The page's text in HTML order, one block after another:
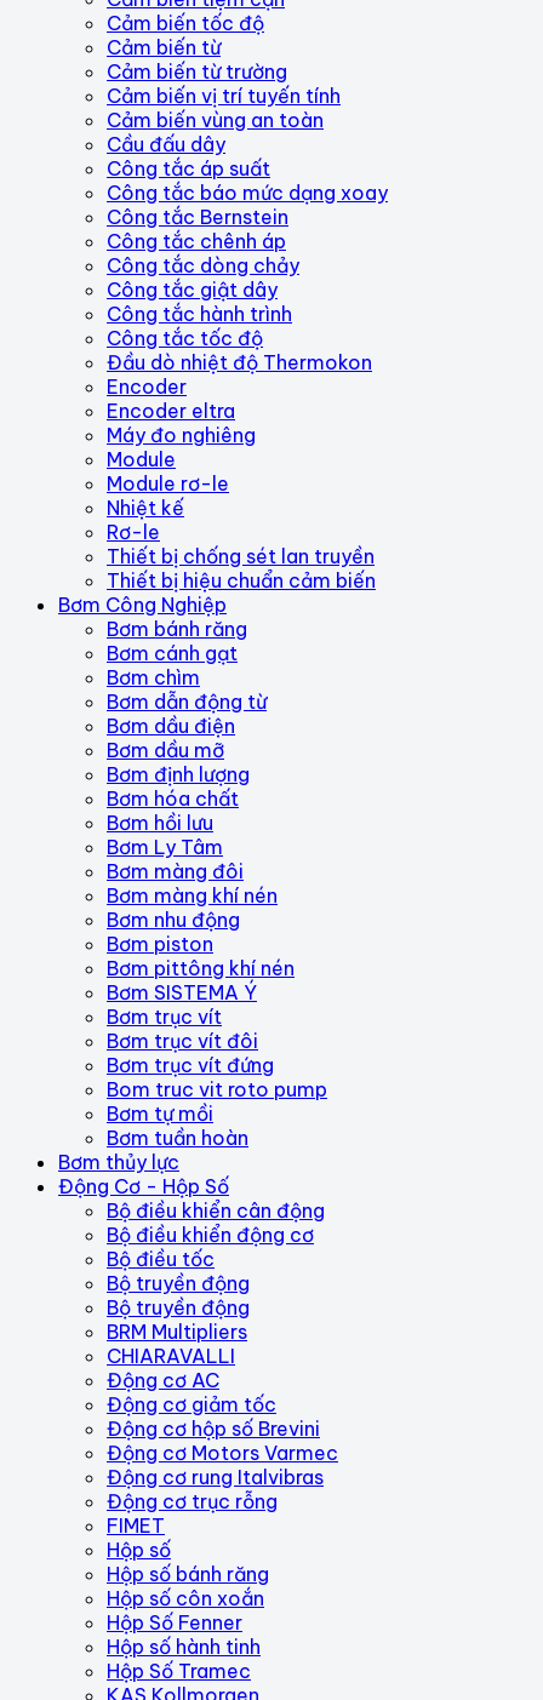
Cảm biến tốc độ
Cảm biến từ
Cảm biến từ trường
Cảm biến vị trí tuyến tính
Cảm biến vùng an toàn
Cầu đấu dây
Công tắc áp suất
Công tắc báo mức dạng xoay
Công tắc Bernstein
Công tắc chênh áp
Công tắc dòng chảy
Công tắc giật dây
Công tắc hành trình
Công tắc tốc độ
Đầu dò nhiệt độ Thermokon
Encoder
Encoder eltra
Máy đo nghiêng
Module
Module rơ-le
Nhiệt kế
Rơ-le
Thiết bị chống sét lan truyền
Thiết bị hiệu chuẩn cảm biến
Bơm Công Nghiệp
Bơm bánh răng
Bơm cánh gạt
Bơm chìm
Bơm dẫn động từ
Bơm dầu điện
Bơm dầu mỡ
Bơm định lượng
Bơm hóa chất
Bơm hồi lưu
Bơm Ly Tâm
Bơm màng đôi
Bơm màng khí nén
Bơm nhu động
Bơm piston
Bơm pittông khí nén
Bơm SISTEMA Ý
Bơm trục vít
Bơm trục vít đôi
Bơm trục vít đứng
Bom truc vit roto pump
Bơm tự mồi
Bơm tuần hoàn
Bơm thủy lực
Động Cơ - Hộp Số
Bộ điều khiển cân động
Bộ điều khiển động cơ
Bộ điều tốc
Bộ truyền động
Bộ truyền động
BRM Multipliers
CHIARAVALLI
Động cơ AC
Động cơ giảm tốc
Động cơ hộp số Brevini
Động cơ Motors Varmec
Động cơ rung Italvibras
Động cơ trục rỗng
FIMET
Hộp số
Hộp số bánh răng
Hộp số côn xoắn
Hộp Số Fenner
Hộp số hành tinh
Hộp Số Tramec
KAS Kollmorgen